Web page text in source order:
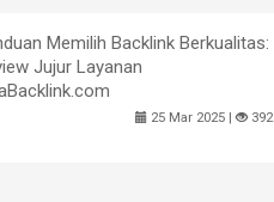
Memilih Backlink Berkualitas:
Jujur Layanan
25 Mar 2025 | 392